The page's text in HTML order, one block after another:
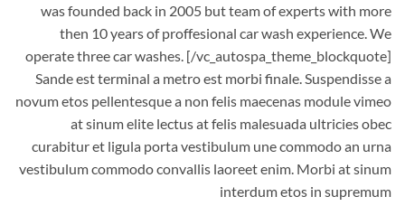
was founded back in 2005 but team of experts with more
then 10 years of proffesional car wash experience. We
operate three car washes. [/vc_autospa_theme_blockquote]
Sande est terminal a metro est morbi finale. Suspendisse a
novum etos pellentesque a non felis maecenas module vimeo
at sinum elite lectus at felis malesuada ultricies obec
curabitur et ligula porta vestibulum une commodo an urna
vestibulum commodo convallis laoreet enim. Morbi at sinum
interdum etos in supremum